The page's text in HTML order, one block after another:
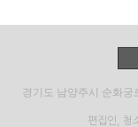
경기도 남양주시 순화궁
편집인, 청